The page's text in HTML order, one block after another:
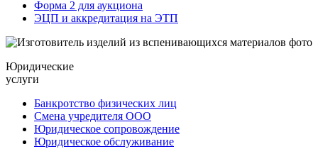
Форма 2 для аукциона
ЭЦП и аккредитация на ЭТП
Юридические
услуги
Банкротство физических лиц
Смена учредителя ООО
Юридическое сопровождение
Юридическое обслуживание